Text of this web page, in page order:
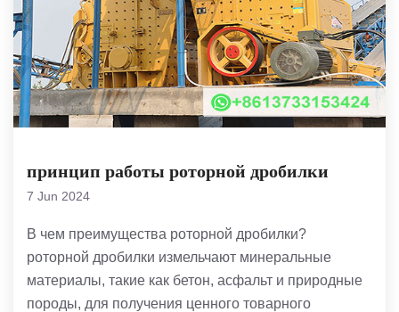
принцип работы роторной дробилки
7 Jun 2024
В чем преимущества роторной дробилки?
роторной дробилки измельчают минеральные
материалы, такие как бетон, асфальт и природные
породы, для получения ценного товарного